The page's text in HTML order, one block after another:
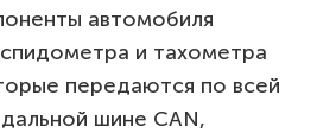
автомобиля
и тахометра
передаются по всей
шине CAN,